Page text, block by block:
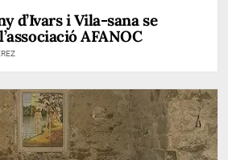
d’Ivars i Vila-sana se
AFANOC